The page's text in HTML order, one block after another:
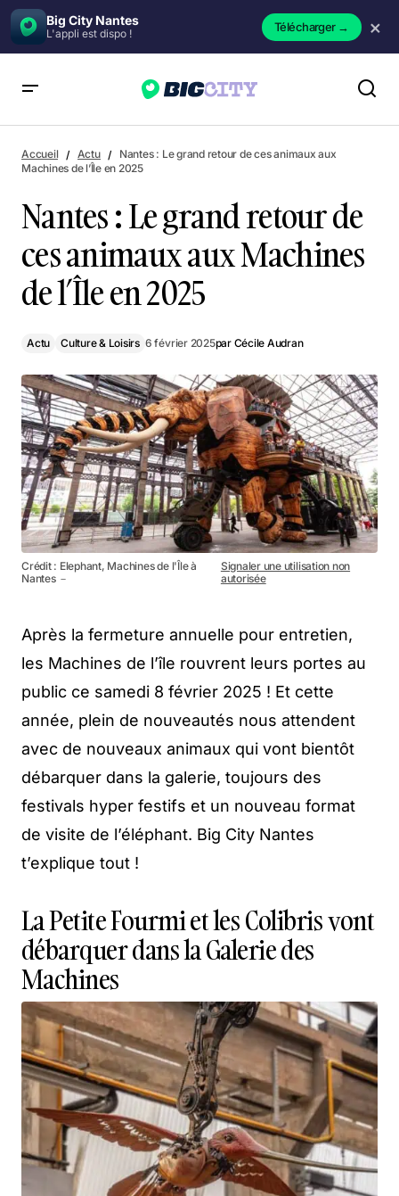
Big City Nantes
L'appli est dispo ! Télécharger→ ×
l’Île en 2025
Accueil Actu
Nantes : Le grand retour de ces animaux aux
Machines de l’Île en 2025
Nantes : Le grand retour de
ces animaux aux Machines
de l’Île en 2025
Actu Culture & Loisirs 6 février 2025par Cécile Audran
Crédit : Elephant, Machines de l'Île à
Nantes －
Signaler une utilisation non
autorisée
Après la fermeture annuelle pour entretien,
les Machines de l’île rouvrent leurs portes au
public ce samedi 8 février 2025 ! Et cette
année, plein de nouveautés nous attendent
avec de nouveaux animaux qui vont bientôt
débarquer dans la galerie, toujours des
festivals hyper festifs et un nouveau format
de visite de l’éléphant. Big City Nantes
t’explique tout !
La Petite Fourmi et les Colibris vont
débarquer dans la Galerie des
Machines